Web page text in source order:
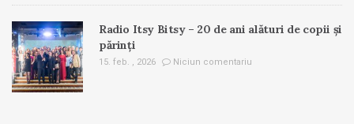
Radio Itsy Bitsy – 20 de ani alături de copii și
părinți
15. feb. , 2026 Niciun comentariu